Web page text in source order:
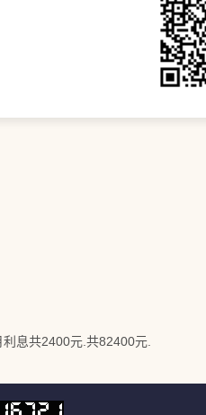
息共2400元.共82400元.